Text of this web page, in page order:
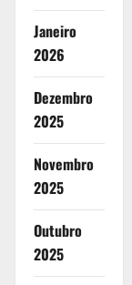
Janeiro
2026
Dezembro
2025
Novembro
2025
Outubro
2025